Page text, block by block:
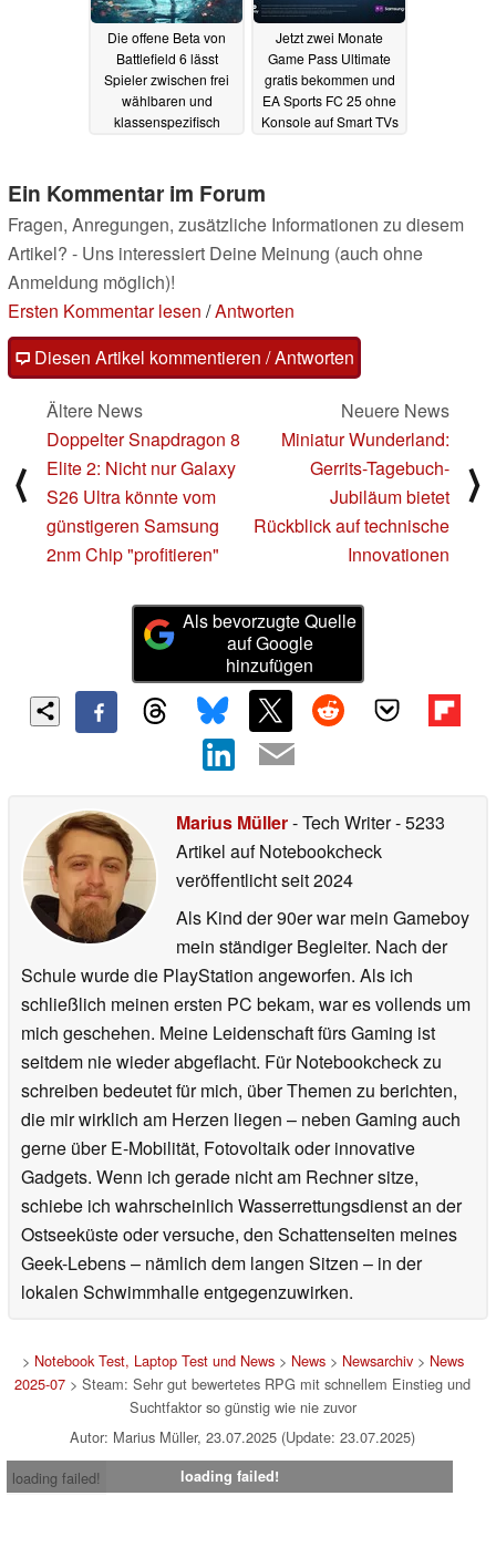
Die offene Beta von
Battlefield 6 lässt
Spieler zwischen frei
wählbaren und
klassenspezifisch
Jetzt zwei Monate
Game Pass Ultimate
gratis bekommen und
EA Sports FC 25 ohne
Konsole auf Smart TVs
Ein Kommentar im Forum
Fragen, Anregungen, zusätzliche Informationen zu diesem
Artikel? - Uns interessiert Deine Meinung (auch ohne
Anmeldung möglich)!
Ersten Kommentar lesen /Antworten
Diesen Artikel kommentieren / Antworten
⟨
Ältere News
Doppelter Snapdragon 8
Elite 2: Nicht nur Galaxy
S26 Ultra könnte vom
günstigeren Samsung
2nm Chip "profitieren"
Neuere News
Miniatur Wunderland:
Gerrits-Tagebuch-
Jubiläum bietet
Rückblick auf technische
Innovationen
⟩
Als bevorzugte Quelle
auf Google
hinzufügen
Marius Müller- Tech Writer- 5233
Artikel auf Notebookcheck
veröffentlichtseit 2024
Als Kind der 90er war mein Gameboy
mein ständiger Begleiter. Nach der
Schule wurde die PlayStation angeworfen. Als ich
schließlich meinen ersten PC bekam, war es vollends um
mich geschehen. Meine Leidenschaft fürs Gaming ist
seitdem nie wieder abgeflacht. Für Notebookcheck zu
schreiben bedeutet für mich, über Themen zu berichten,
die mir wirklich am Herzen liegen – neben Gaming auch
gerne über E-Mobilität, Fotovoltaik oder innovative
Gadgets. Wenn ich gerade nicht am Rechner sitze,
schiebe ich wahrscheinlich Wasserrettungsdienst an der
Ostseeküste oder versuche, den Schattenseiten meines
Geek-Lebens – nämlich dem langen Sitzen – in der
lokalen Schwimmhalle entgegenzuwirken.
> Notebook Test, Laptop Test und News> News> Newsarchiv> News
2025-07 > Steam: Sehr gut bewertetes RPG mit schnellem Einstieg und
Suchtfaktor so günstig wie nie zuvor
Autor: Marius Müller, 23.07.2025 (Update: 23.07.2025)
loading failed!
loading failed!